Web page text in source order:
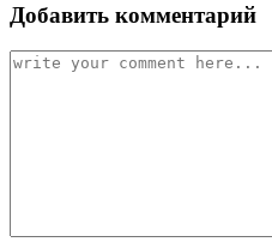
Добавить комментарий